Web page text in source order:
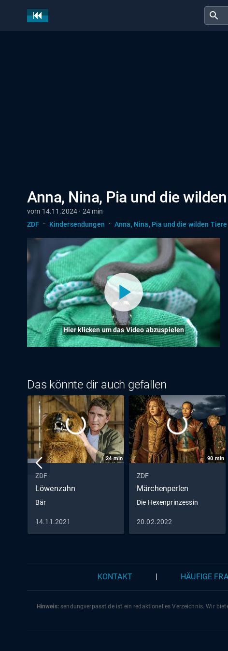
search
Anna, Nina, Pia und die
vom 14.11.2024 · 24 min
ZDF · Kindersendungen · Anna, Nina, Pia und die wilden Tiere
Hier klicken um das Video abzuspielen
Das könnte dir auch gefallen
24min
ZDF
Löwenzahn
Bär
14.11.2021
90 min
ZDF
Märchenperlen
Die Hexenprinzessin
20.02.2022
KONTAKT HÄUFIGE
Hinweis:sendungverpasst.deist ein redaktionelles Verzeichnis. Wir